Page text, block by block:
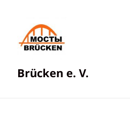
Brücken e. V.